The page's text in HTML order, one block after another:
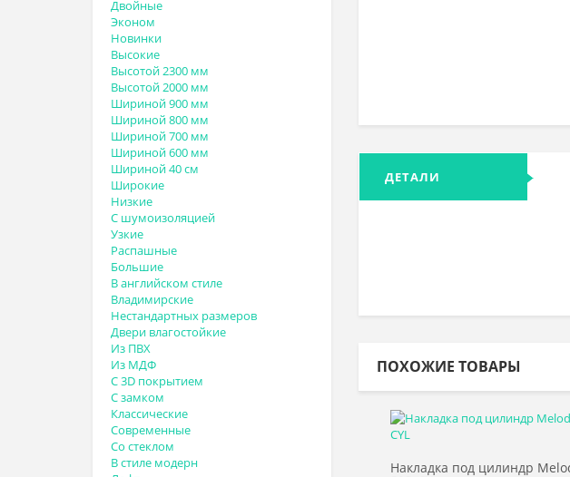
Двойные
Эконом
Новинки
Высокие
Высотой 2300 мм
Высотой 2000 мм
Шириной 900 мм
Шириной 800 мм
Шириной 700 мм
Шириной 600 мм
Шириной 40 см
Широкие
Низкие
С шумоизоляцией
Узкие
Распашные
Большие
В английском стиле
Владимирские
Нестандартных размеров
Двери влагостойкие
Из ПВХ
Из МДФ
С 3D покрытием
С замком
Классические
Современные
Со стеклом
В стиле модерн
ДЕТАЛИ
ПОХОЖИЕ ТОВАРЫ
Накладка под цилиндр
Выбрать >